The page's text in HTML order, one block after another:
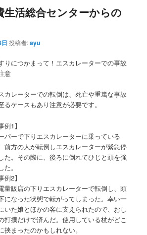
生活総合センターからの
投稿者:ayu
りにつかまって！エスカレーターでの事故
意
カレーターでの転倒は、死亡や重篤な事故
るケースもあり注意が必要です。
例1】
パーで下りエスカレーターに乗っている
前方の人が転倒しエスカレーターが緊急停
た。その際に、後ろに倒れてひじと頭を強
た。
例2】
量販店の下りエスカレーターで転倒し、頭
になった状態で転がってしまった。幸い一
いた娘とほかの客に支えられたので、おし
打撲だけで済んだ。使用している杖がどこ
挟まったのかもしれない。